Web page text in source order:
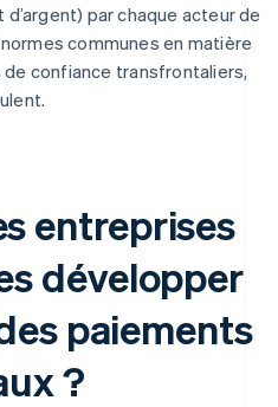
d’argent) par chaque acteur de
normes communes en matière
confiance transfrontaliers,
entreprises
développer
paiements
?